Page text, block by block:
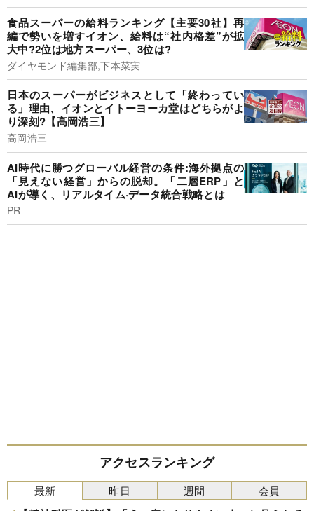
食品スーパーの給料ランキング【主要30社】再
編で勢いを増すイオン、給料は“社内格差”が拡
大中?2位は地方スーパー、3位は?
ダイヤモンド編集部,下本菜実
日本のスーパーがビジネスとして「終わってい
る」理由、イオンとイトーヨーカ堂はどちらがよ
り深刻?【高岡浩三】
高岡浩三
AI時代に勝つグローバル経営の条件:海外拠点の
「見えない経営」からの脱却。「二層ERP」と
AIが導く、リアルタイム·データ統合戦略とは
PR
アクセスランキング
最新 昨日 週間 会員